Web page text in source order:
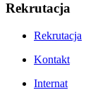
Rekrutacja
Rekrutacja
Kontakt
Internat